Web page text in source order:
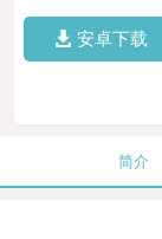
安卓下载
简介